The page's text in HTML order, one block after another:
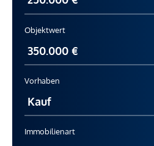
Objektwert
Vorhaben
Immobilienart